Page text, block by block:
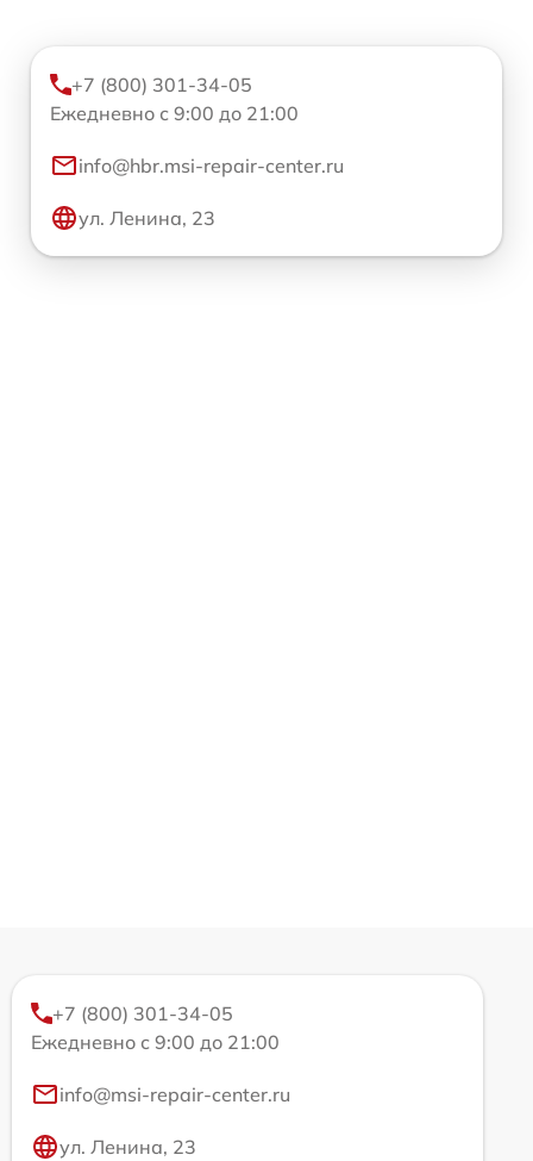
+7 (800) 301-34-05
Ежедневно с 9:00 до 21:00
info@hbr.msi-repair-center.ru
ул. Ленина, 23
+7 (800) 301-34-05
Ежедневно с 9:00 до 21:00
info@msi-repair-center.ru
ул. Ленина, 23